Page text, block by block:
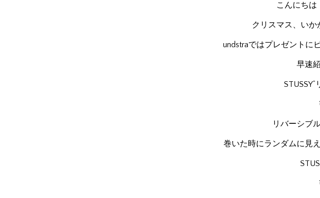
こんにちは
クリスマス、いか
undstraではプレゼントに
早速
リバーシブ
巻いた時にランダムに見